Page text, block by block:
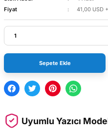
Fiyat
41,00 USD
Sepete Ekle
Uyumlu Yazıcı